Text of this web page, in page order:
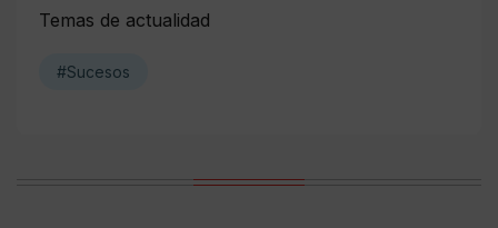
Temas de actualidad
#Sucesos